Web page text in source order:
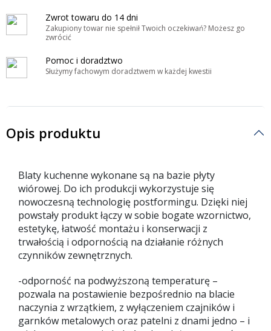
Zwrot towaru do 14 dni
Zakupiony towar nie spełnił Twoich oczekiwań? Możesz go
zwrócić
Pomoc i doradztwo
Służymy fachowym doradztwem w każdej kwestii
Opis produktu
Blaty kuchenne wykonane są na bazie płyty
wiórowej. Do ich produkcji wykorzystuje się
nowoczesną technologię postformingu. Dzięki niej
powstały produkt łączy w sobie bogate wzornictwo,
estetykę, łatwość montażu i konserwacji z
trwałością i odpornością na działanie różnych
czynników zewnętrznych.
-odporność na podwyższoną temperaturę –
pozwala na postawienie bezpośrednio na blacie
naczynia z wrzątkiem, z wyłączeniem czajników i
garnków metalowych oraz patelni z dnami jedno – i